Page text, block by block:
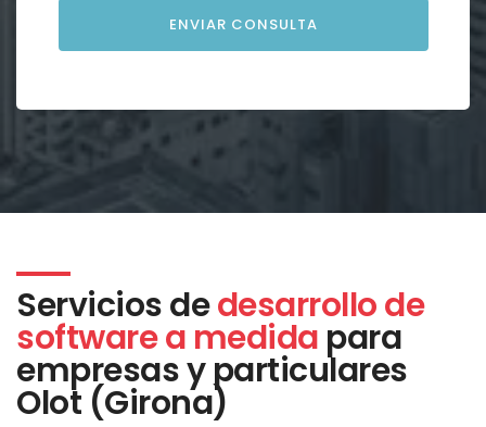
Servicios dedesarrollo de
software a medida para
empresas y particulares
Olot (Girona)